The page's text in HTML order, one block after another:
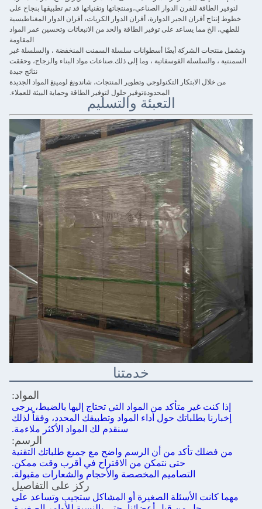
للفرن الدوار الصناعي،ومنتجاتها وتقنياتها قد تم تطبيقها بنجاح على
الجير الدوارة، أفران الدوار الكريات، أفران الدوار المغناطيسية
يساعد على توفير الطاقة والحد من الانبعاثات وتحسين عمر المواد
أيضًا أسطوانات سلسلة السمنت المنخفضة ، والسلسلة غير
الفوسفاتية ، وما إلى ذلك.صناعات مواد البناء والزجاج، وحققت
التكنولوجي وتطوير المنتجات، شاندونغ لومينغ المواد الجديدة
المحدودةتوفير حلول لتوفير الطاقة وحماية البيئة للعملاء.
التعبئة والتسليم